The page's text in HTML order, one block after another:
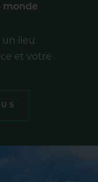
monde
un lieu
et votre